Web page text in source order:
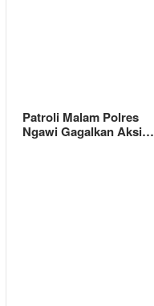
Patroli Malam Polres
Ngawi Gagalkan Aksi…